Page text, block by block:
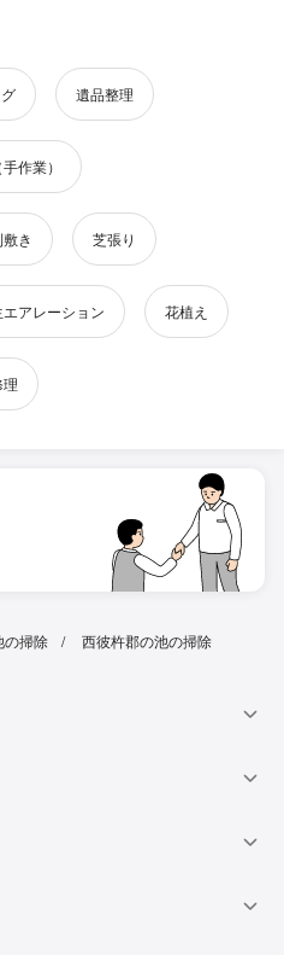
遺品整理
作業）
き 芝張り
アレーション 花植え
の掃除 西彼杵郡の池の掃除